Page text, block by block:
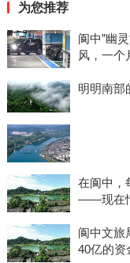
为您推荐
阆中”幽
风，一个
明明南部
在阆中，
——现在
阆中文旅
40亿的资